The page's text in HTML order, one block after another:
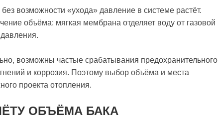
возможности «ухода» давление в системе растёт.
объёма: мягкая мембрана отделяет воду от газовой
возможны частые срабатывания предохранительного
и коррозия. Поэтому выбор объёма и места
проекта отопления.
ОБЪЁМА БАКА